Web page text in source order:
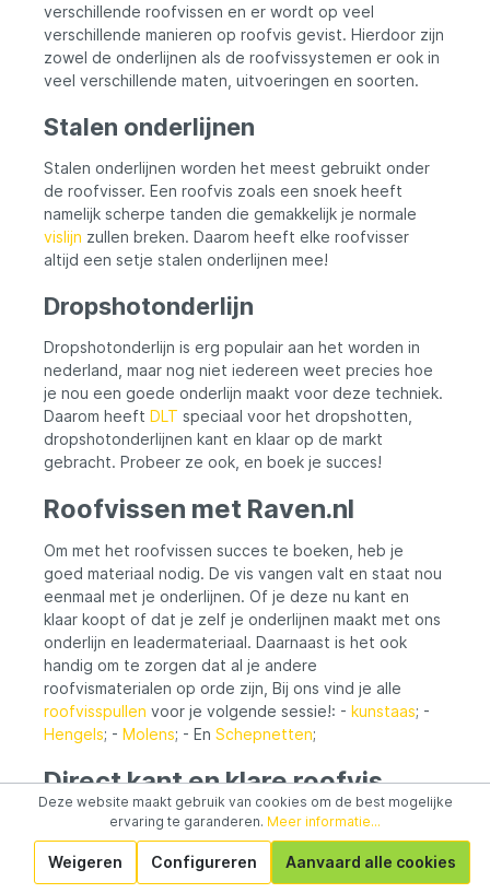
verschillende roofvissen en er wordt op veel
verschillende manieren op roofvis gevist. Hierdoor zijn
zowel de onderlijnen als de roofvissystemen er ook in
veel verschillende maten, uitvoeringen en soorten.
Stalen onderlijnen
Stalen onderlijnen worden het meest gebruikt onder
de roofvisser. Een roofvis zoals een snoek heeft
namelijk scherpe tanden die gemakkelijk je normale
vislijn zullen breken. Daarom heeft elke roofvisser
altijd een setje stalen onderlijnen mee!
Dropshotonderlijn
Dropshotonderlijn is erg populair aan het worden in
nederland, maar nog niet iedereen weet precies hoe
je nou een goede onderlijn maakt voor deze techniek.
Daarom heeft DLT speciaal voor het dropshotten,
dropshotonderlijnen kant en klaar op de markt
gebracht. Probeer ze ook, en boek je succes!
Roofvissen met Raven.nl
Om met het roofvissen succes te boeken, heb je
goed materiaal nodig. De vis vangen valt en staat nou
eenmaal met je onderlijnen. Of je deze nu kant en
klaar koopt of dat je zelf je onderlijnen maakt met ons
onderlijn en leadermateriaal. Daarnaast is het ook
handig om te zorgen dat al je andere
roofvismaterialen op orde zijn, Bij ons vind je alle
roofvisspullen voor je volgende sessie!: - kunstaas; -
Hengels; - Molens; - En Schepnetten;
Direct kant en klare roofvis
onderlijnen kopen?
Wanneer het gaat om kant en klare onderlijnen voor
het vissen op roofvis, zijn er veel varianten te vinden.
Deze website maakt gebruik van cookies om de best mogelijke
ervaring te garanderen. Meer informatie...
Weigeren Configureren Aanvaard alle cookies